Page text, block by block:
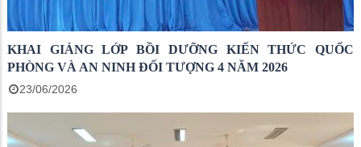
KHAI GIẢNG LỚP BỒI DƯỠNG KIẾN THỨC QUỐC
PHÒNG VÀ AN NINH ĐỐI TƯỢNG 4 NĂM 2026
23/06/2026